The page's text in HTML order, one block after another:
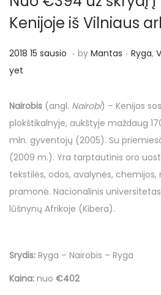
n
Kenijoje iš Vilniaus
P
o
t
e
d
o
n
2018 15 sausio 2
8
1
5
s
a
u
s
. by Mantas . P
t
e
d
i
n
Ryga,
yet
Nairobis (angl. Nairobi) – Kenijos
plokštikalnyje, aukštyje maždaug
mln. gyventojų (2005). Su
(2009 m.). Yra tarptautinis oro
tekstilės, odos, avalynės,
pramonė. Nacionalinis
lūšnynų Afrikoje (Kibera).
Srydis: Ryga – Nairobis – Ryga
Kaina: nuo €402